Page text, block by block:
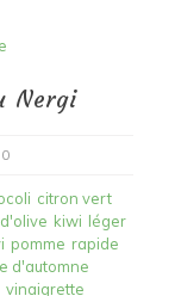
Nergi
0
citron vert
kiwi léger
pomme rapide
d'automne
vinaigrette